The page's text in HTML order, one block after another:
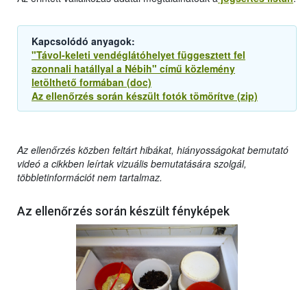
Kapcsolódó anyagok:
"Távol-keleti vendéglátóhelyet függesztett fel
azonnali hatállyal a Nébih" című közlemény
letölthető formában (doc)
Az ellenőrzés során készült fotók tömörítve (zip)
Az ellenőrzés közben feltárt hibákat, hiányosságokat bemutató
videó a cikkben leírtak vizuális bemutatására szolgál,
többletinformációt nem tartalmaz.
Az ellenőrzés során készült fényképek